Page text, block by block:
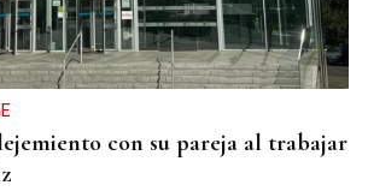
con su pareja al trabajar